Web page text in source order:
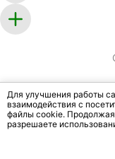
Для улучшения работы
взаимодействия с
файлы cookie.
разрешаете